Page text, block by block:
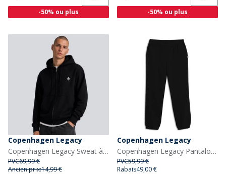
-50% ou plus -50% ou plus
Copenhagen Legacy
Copenhagen Legacy Sweat à Capuche zippé Noir
PVC69,99 €
Ancien prix:14,99 €
Copenhagen Legacy
Copenhagen Legacy Pantalon de Survêtement Homme noir
PVC59,99 €
Rabais49,00 €